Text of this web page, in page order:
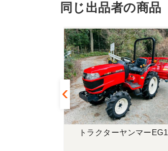
同じ出品者の商品
トラクターヤンマー